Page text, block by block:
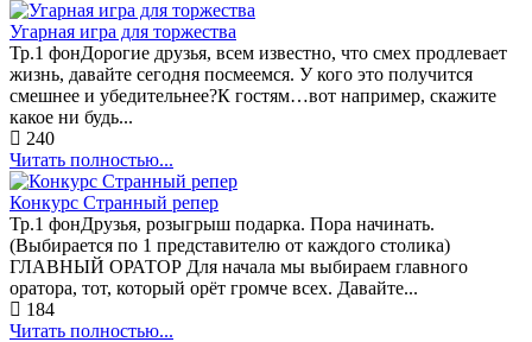
Угарная игра для торжества
Тр.1 фонДорогие друзья, всем известно, что смех продлевает
жизнь, давайте сегодня посмеемся. У кого это получится
смешнее и убедительнее?К гостям…вот например, скажите
какое ни будь...
240
Читать полностью...
Конкурс Странный репер
Тр.1 фонДрузья, розыгрыш подарка. Пора начинать.
(Выбирается по 1 представителю от каждого столика)
ГЛАВНЫЙ ОРАТОР Для начала мы выбираем главного
оратора, тот, который орёт громче всех. Давайте...
184
Читать полностью...